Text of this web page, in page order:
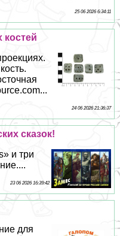
25 06 2026 6:34:11
24 06 2026 21:36:37
сказок!
и три
23 06 2026 16:39:42
для